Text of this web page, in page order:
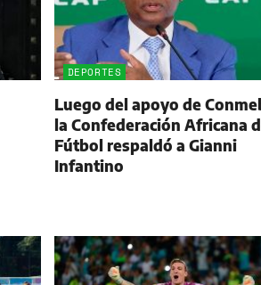
DEPORTES
Luego del apoyo de
la Confederación Africana
Fútbol respaldó a Gianni
Infantino